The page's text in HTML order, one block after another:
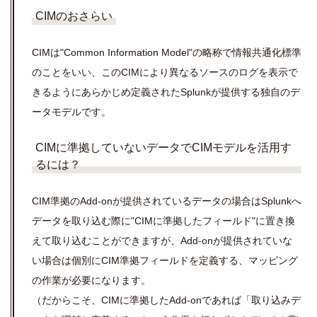
CIMのおさらい
CIMは"Common Information Model"の略称で情報共通化標準
のことをいい、このCIMにより異なるソースのログを表示で
きるようにあらかじめ定義されたSplunkが提供する独自のデ
ータモデルです。
CIMに準拠していないデータでCIMモデルを活用す
るには？
CIM準拠のAdd-onが提供されているデータの場合はSplunkへ
データを取り込む際に"CIMに準拠したフィールド"に置き換
えて取り込むことができますが、Add-onが提供されていな
い場合は個別にCIM準拠フィールドを定義する、マッピング
の作業が必要になります。
（だからこそ、CIMに準拠したAdd-onであれば「取り込みデ